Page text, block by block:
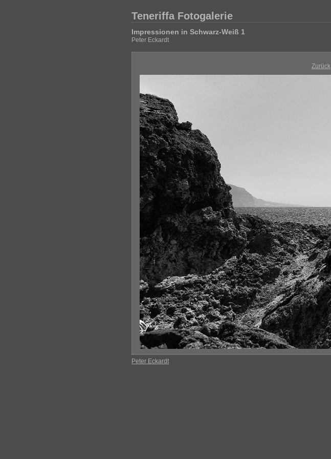
Teneriffa Fotogalerie
Impressionen in Schwarz-Weiß 1
Peter Eckardt
Zurück
Peter Eckardt